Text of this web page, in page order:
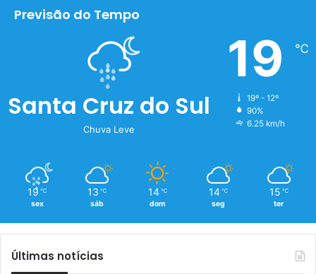
Previsão do Tempo
Santa Cruz do Sul
Chuva Leve
19 ℃
19º - 12º
90%
6.25 km/h
19 ℃
sex
13 ℃
sáb
14 ℃
dom
14 ℃
seg
15 ℃
ter
Últimas notícias